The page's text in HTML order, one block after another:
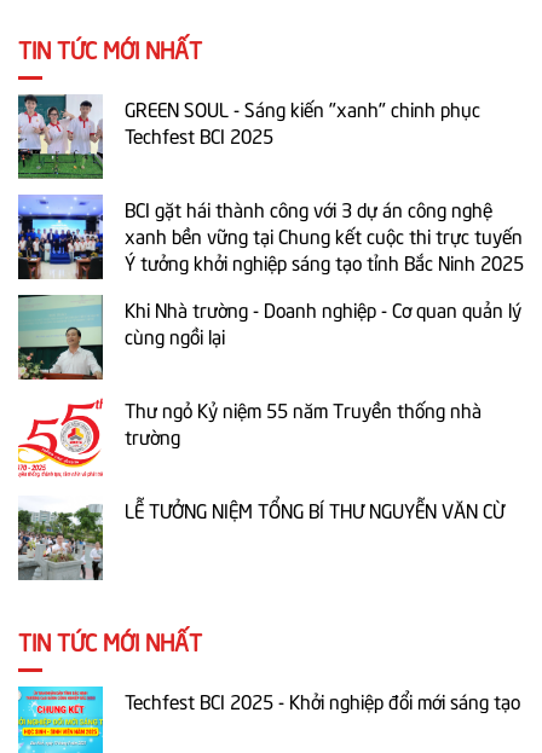
TIN TỨC MỚI NHẤT
GREEN SOUL - Sáng kiến "xanh" chinh phục
Techfest BCI 2025
BCI gặt hái thành công với 3 dự án công nghệ
xanh bền vững tại Chung kết cuộc thi trực tuyến
Ý tưởng khởi nghiệp sáng tạo tỉnh Bắc Ninh 2025
Khi Nhà trường - Doanh nghiệp - Cơ quan quản lý
cùng ngồi lại
Thư ngỏ Kỷ niệm 55 năm Truyền thống nhà
trường
LỄ TƯỞNG NIỆM TỔNG BÍ THƯ NGUYỄN VĂN CỪ
TIN TỨC MỚI NHẤT
Techfest BCI 2025 - Khởi nghiệp đổi mới sáng tạo